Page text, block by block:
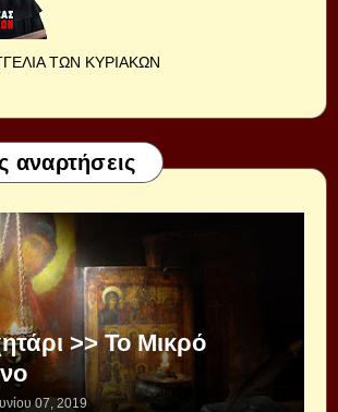
ΤΩΝ ΚΥΡΙΑΚΩΝ
αναρτήσεις
>> Το Μικρό
07, 2019